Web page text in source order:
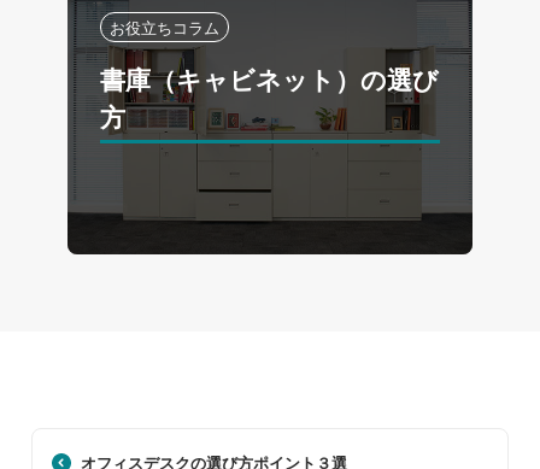
書庫（キャビネット）の選び
方
お役立ちコラム
オフィスデスクの選び方ポイント３選